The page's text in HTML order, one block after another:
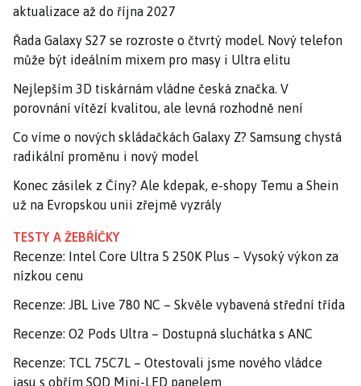
aktualizace až do října 2027
Řada Galaxy S27 se rozroste o čtvrtý model. Nový telefon
může být ideálním mixem pro masy i Ultra elitu
Nejlepším 3D tiskárnám vládne česká značka. V
porovnání vítězí kvalitou, ale levná rozhodně není
Co víme o nových skládačkách Galaxy Z? Samsung chystá
radikální proměnu i nový model
Konec zásilek z Číny? Ale kdepak, e-shopy Temu a Shein
už na Evropskou unii zřejmě vyzrály
TESTY A ŽEBŘÍČKY
Recenze: Intel Core Ultra 5 250K Plus – Vysoký výkon za
nízkou cenu
Recenze: JBL Live 780 NC – Skvěle vybavená střední třída
Recenze: O2 Pods Ultra – Dostupná sluchátka s ANC
Recenze: TCL 75C7L – Otestovali jsme nového vládce
jasu s obřím SQD Mini-LED panelem